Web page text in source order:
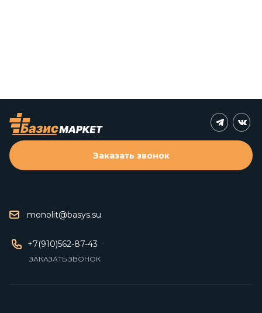
monolit@basys.su
+7(910)562-87-43
ЗАКАЗАТЬ ЗВОНОК
Заказать звонок